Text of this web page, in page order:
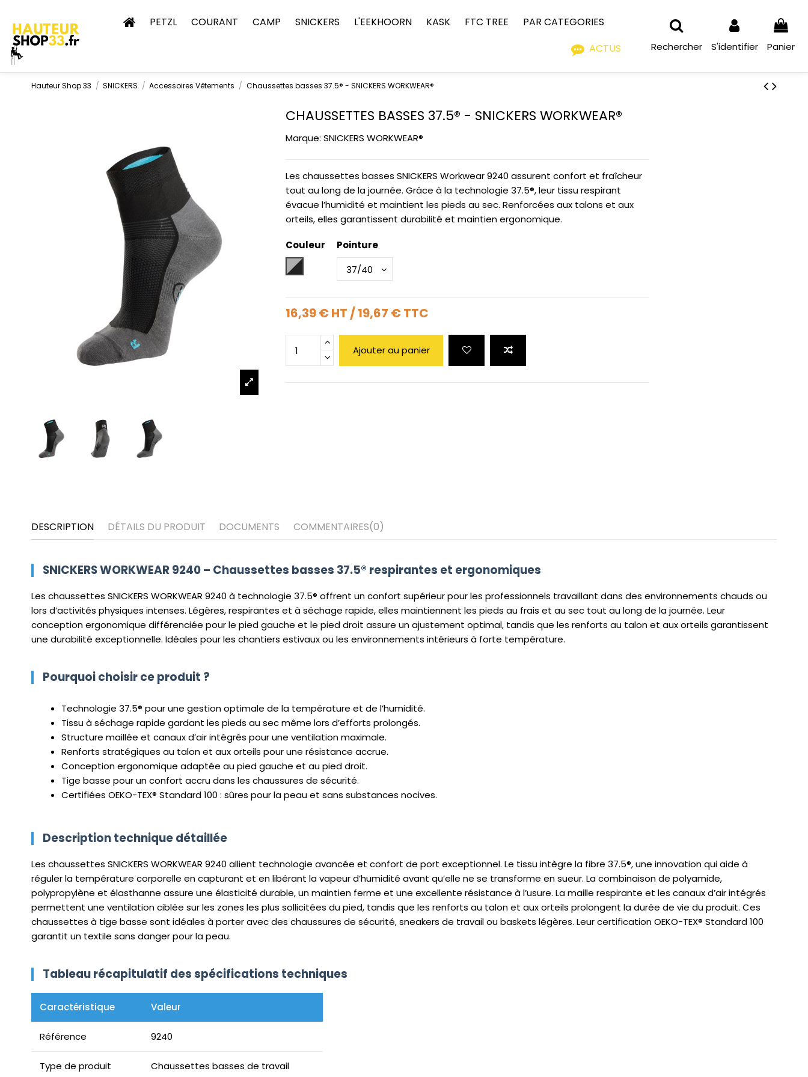
PETZL COURANT CAMP SNICKERS L'EEKHOORN KASK FTC TREE
PAR CATEGORIES
ACTUS
Rechercher S'identifier Panier
Hauteur Shop 33 SNICKERS Accessoires Vêtements Chaussettes basses 37.5® - SNICKERS WORKWEAR®
CHAUSSETTES BASSES 37.5® - SNICKERS WORKWEAR®
Marque: SNICKERS WORKWEAR®
Les chaussettes basses SNICKERS Workwear 9240 assurent confort et fraîcheur
tout au long de la journée. Grâce à la technologie 37.5®, leur tissu respirant
évacue l’humidité et maintient les pieds au sec. Renforcées aux talons et aux
orteils, elles garantissent durabilité et maintien ergonomique.
Couleur
Grey Melange/Black
Pointure
16,39 € HT /19,67 € TTC
Ajouter au panier
DESCRIPTION DÉTAILS DU PRODUIT DOCUMENTS COMMENTAIRES(0)
SNICKERS WORKWEAR 9240 – Chaussettes basses 37.5® respirantes et ergonomiques
Les chaussettes SNICKERS WORKWEAR 9240 à technologie 37.5® offrent un confort supérieur pour les professionnels travaillant dans des environnements chauds ou
lors d’activités physiques intenses. Légères, respirantes et à séchage rapide, elles maintiennent les pieds au frais et au sec tout au long de la journée. Leur
conception ergonomique différenciée pour le pied gauche et le pied droit assure un ajustement optimal, tandis que les renforts au talon et aux orteils garantissent
une durabilité exceptionnelle. Idéales pour les chantiers estivaux ou les environnements intérieurs à forte température.
Pourquoi choisir ce produit ?
Technologie 37.5® pour une gestion optimale de la température et de l’humidité.
Tissu à séchage rapide gardant les pieds au sec même lors d’efforts prolongés.
Structure maillée et canaux d’air intégrés pour une ventilation maximale.
Renforts stratégiques au talon et aux orteils pour une résistance accrue.
Conception ergonomique adaptée au pied gauche et au pied droit.
Tige basse pour un confort accru dans les chaussures de sécurité.
Certifiées OEKO-TEX® Standard 100 : sûres pour la peau et sans substances nocives.
Description technique détaillée
Les chaussettes SNICKERS WORKWEAR 9240 allient technologie avancée et confort de port exceptionnel. Le tissu intègre la fibre 37.5®, une innovation qui aide à
réguler la température corporelle en capturant et en libérant la vapeur d’humidité avant qu’elle ne se transforme en sueur. La combinaison de polyamide,
polypropylène et élasthanne assure une élasticité durable, un maintien ferme et une excellente résistance à l’usure. La maille respirante et les canaux d’air intégrés
permettent une ventilation ciblée sur les zones les plus sollicitées du pied, tandis que les renforts au talon et aux orteils prolongent la durée de vie du produit. Ces
chaussettes à tige basse sont idéales à porter avec des chaussures de sécurité, sneakers de travail ou baskets légères. Leur certification OEKO-TEX® Standard 100
garantit un textile sans danger pour la peau.
Tableau récapitulatif des spécifications techniques
Caractéristique Valeur
Référence 9240
Type de produit Chaussettes basses de travail